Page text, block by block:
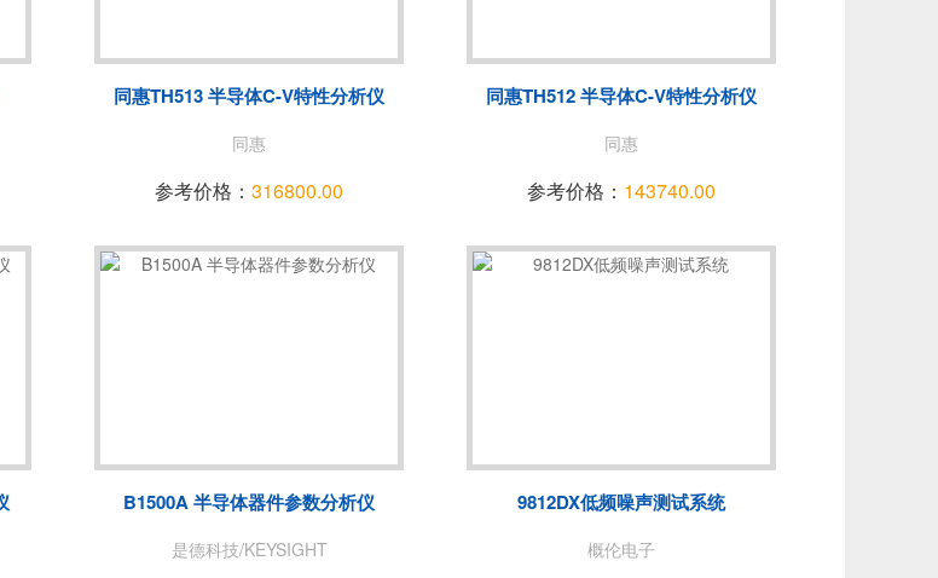
TABOR 费思泰克
美瑞克/REK DEWESOFT
同惠TH513 半导体C-V特性分析仪
同惠
参考价格： 316800.00
同惠TH512 半导体C-V特性分析仪
同惠
参考价格： 143740.00
B1500A 半导体器件参数分析仪
是德科技/KEYSIGHT
9812DX低频噪声测试系统
概伦电子